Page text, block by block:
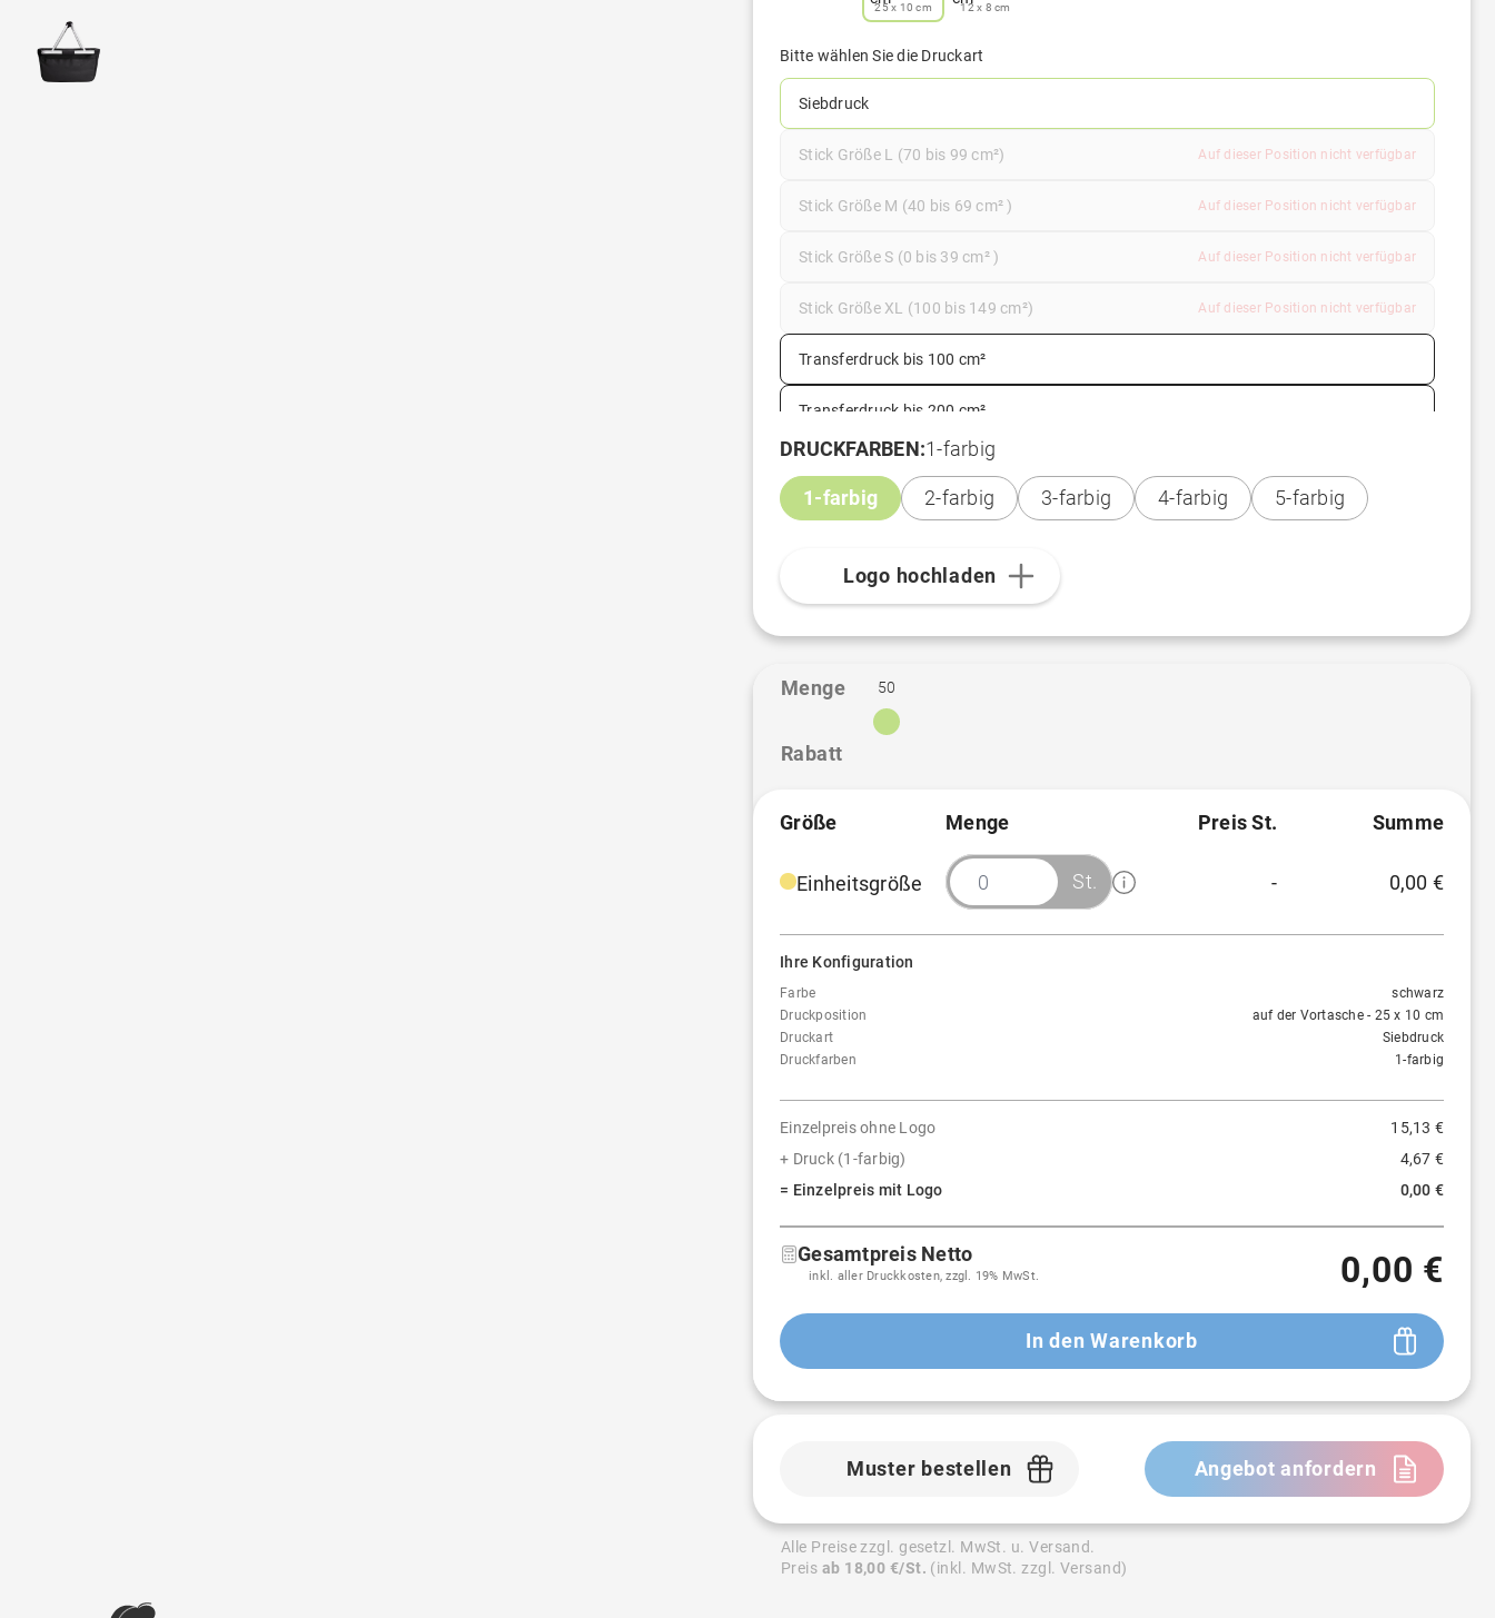
25 x 10 cm 12 x 8 cm
Bitte wählen Sie die Druckart
Siebdruck
Stick Größe L (70 bis 99 cm²) Auf dieser Position nicht verfügbar
Stick Größe M (40 bis 69 cm² ) Auf dieser Position nicht verfügbar
Stick Größe S (0 bis 39 cm² ) Auf dieser Position nicht verfügbar
Stick Größe XL (100 bis 149 cm²) Auf dieser Position nicht verfügbar
Transferdruck bis 100 cm²
Transferdruck bis 200 cm²
Transferdruck bis 25cm²
Transferdruck bis 50 cm²
DRUCKFARBEN:1-farbig
1-farbig 2-farbig 3-farbig 4-farbig 5-farbig
Logo hochladen
Menge
Rabatt
50
Größe Menge Preis St. Summe
Einheitsgröße St. - 0,00 €
Ihre Konfiguration
Farbe
schwarz
Druckposition
auf der Vortasche - 25 x 10 cm
Druckart
Siebdruck
Druckfarben
1-farbig
Einzelpreis ohne Logo
15,13 €
+ Druck (1-farbig)
4,67 €
= Einzelpreis mit Logo
0,00 €
Gesamtpreis Netto
inkl. aller Druckkosten, zzgl. 19% MwSt. 0,00 €
In den Warenkorb
Muster bestellen Angebot anfordern
Alle Preise zzgl. gesetzl. MwSt. u. Versand.
Preis ab 18,00 €/St. (inkl. MwSt. zzgl. Versand)